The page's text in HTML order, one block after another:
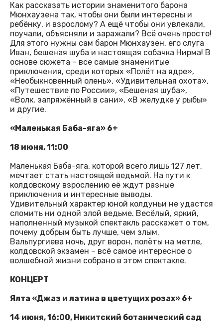
Как рассказать истории знаменитого барона
Мюнхаузена так, чтобы они были интересны и
ребёнку, и взрослому? А ещё чтобы они увлекали,
поучали, объясняли и заражали? Всё очень просто!
Для этого нужны сам барон Мюнхаузен, его слуга
Иван, бешеная шуба и настоящая собачка Нирма! В
основе сюжета – все самые знаменитые
приключения, среди которых «Полёт на ядре»,
«Необыкновенный олень», «Удивительная охота»,
«Путешествие по России», «Бешеная шуба»,
«Волк, запряжённый в сани», «В желудке у рыбы»
и другие.
«Маленькая Баба-яга» 6+
18 июня, 11:00
Маленькая Баба-яга, которой всего лишь 127 лет,
мечтает стать настоящей ведьмой. На пути к
колдовскому взрослению её ждут разные
приключения и интересные выводы.
Удивительный характер юной колдуньи не удастся
сломить ни одной злой ведьме. Весёлый, яркий,
наполненный музыкой спектакль расскажет о том,
почему добрым быть лучше, чем злым.
Вальпургиева ночь, друг ворон, полёты на метле,
колдовской экзамен – всё самое интересное о
волшебной жизни собрано в этом спектакле.
КОНЦЕРТ
Ялта «Джаз и латина в цветущих розах» 6+
14 июня, 16:00, Никитский ботанический сад